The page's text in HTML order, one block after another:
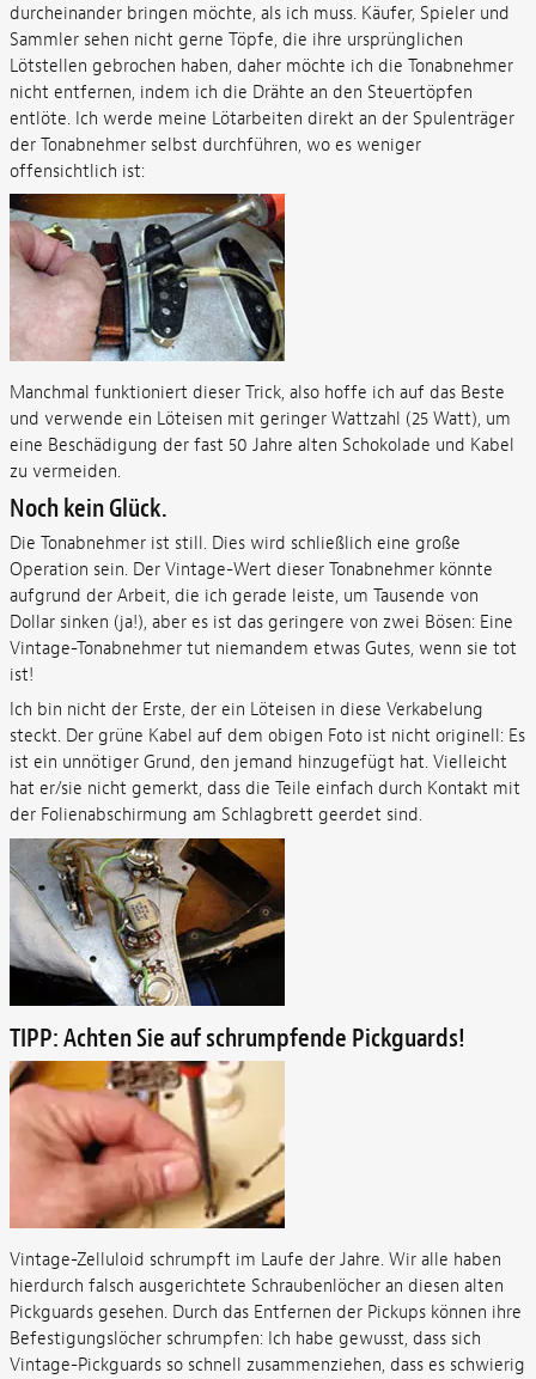
durcheinander bringen möchte, als ich muss. Käufer, Spieler und
Sammler sehen nicht gerne Töpfe, die ihre ursprünglichen
Lötstellen gebrochen haben, daher möchte ich die Tonabnehmer
nicht entfernen, indem ich die Drähte an den Steuertöpfen
entlöte. Ich werde meine Lötarbeiten direkt an der Spulenträger
der Tonabnehmer selbst durchführen, wo es weniger
offensichtlich ist:
Manchmal funktioniert dieser Trick, also hoffe ich auf das Beste
und verwende ein Löteisen mit geringer Wattzahl (25 Watt), um
eine Beschädigung der fast 50 Jahre alten Schokolade und Kabel
zu vermeiden.
Noch kein Glück.
Die Tonabnehmer ist still. Dies wird schließlich eine große
Operation sein. Der Vintage-Wert dieser Tonabnehmer könnte
aufgrund der Arbeit, die ich gerade leiste, um Tausende von
Dollar sinken (ja!), aber es ist das geringere von zwei Bösen: Eine
Vintage-Tonabnehmer tut niemandem etwas Gutes, wenn sie tot
ist!
Ich bin nicht der Erste, der ein Löteisen in diese Verkabelung
steckt. Der grüne Kabel auf dem obigen Foto ist nicht originell: Es
ist ein unnötiger Grund, den jemand hinzugefügt hat. Vielleicht
hat er/sie nicht gemerkt, dass die Teile einfach durch Kontakt mit
der Folienabschirmung am Schlagbrett geerdet sind.
TIPP: Achten Sie auf schrumpfende Pickguards!
Vintage-Zelluloid schrumpft im Laufe der Jahre. Wir alle haben
hierdurch falsch ausgerichtete Schraubenlöcher an diesen alten
Pickguards gesehen. Durch das Entfernen der Pickups können ihre
Befestigungslöcher schrumpfen: Ich habe gewusst, dass sich
Vintage-Pickguards so schnell zusammenziehen, dass es schwierig